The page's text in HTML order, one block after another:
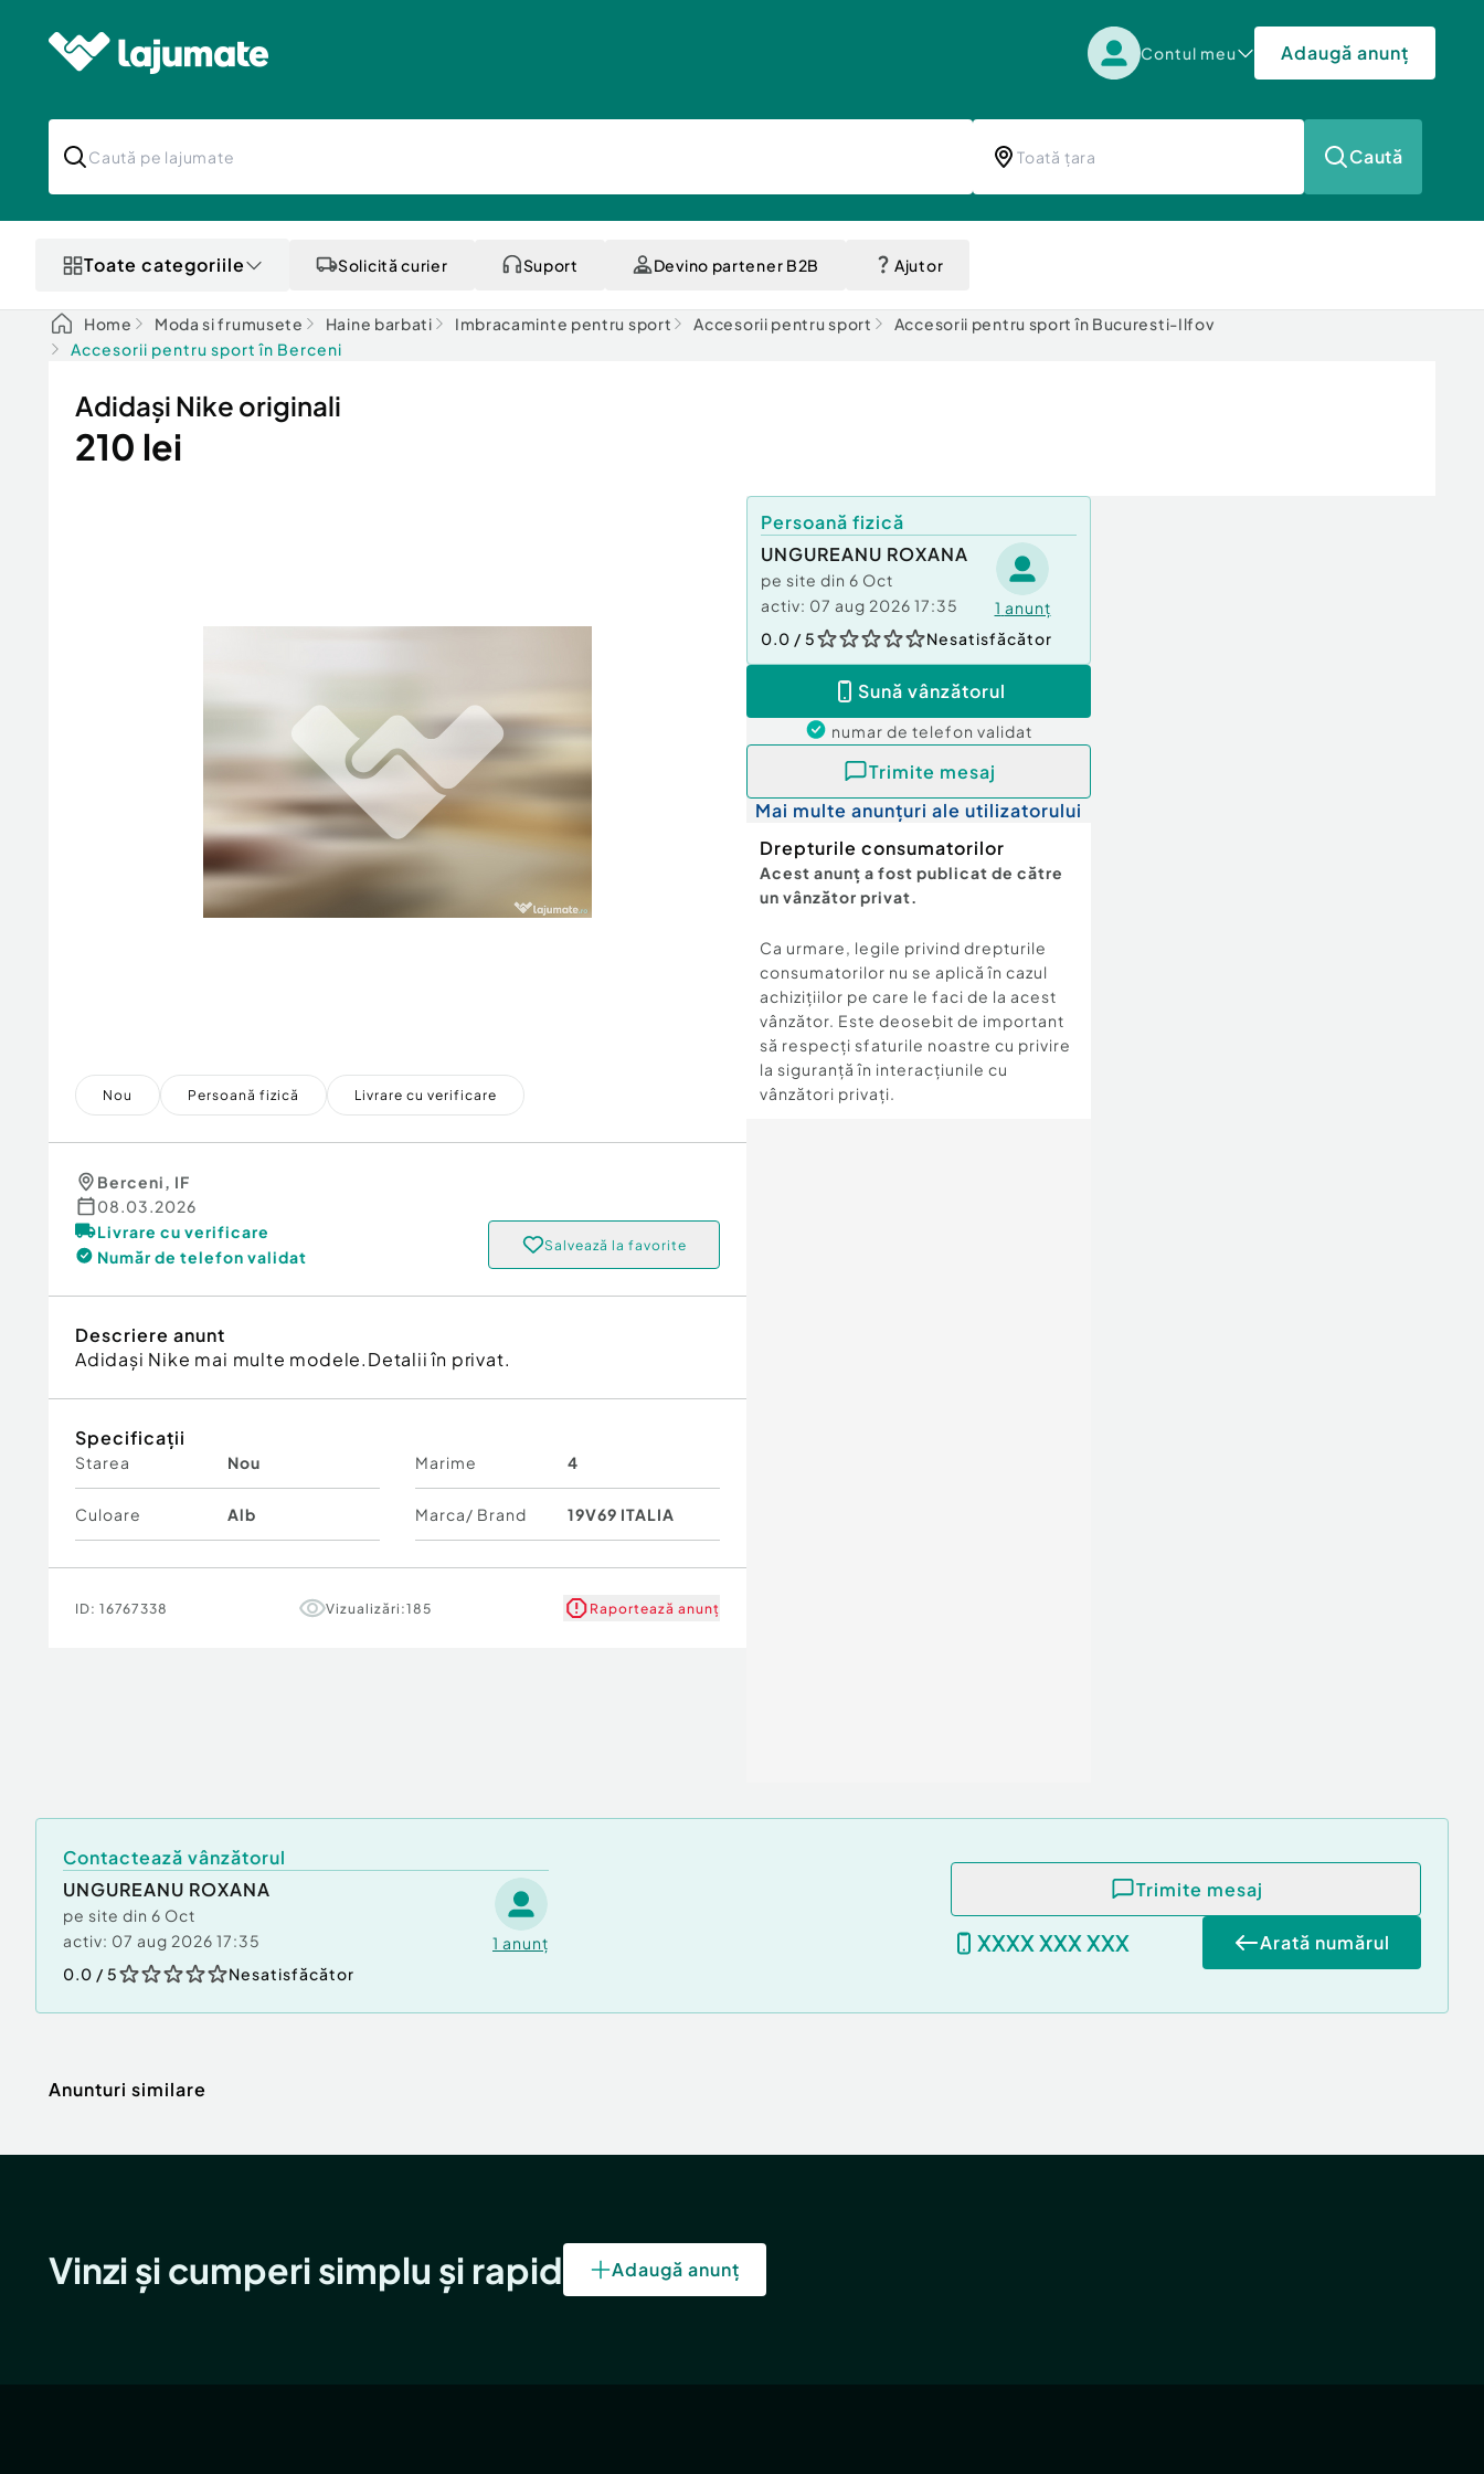
Contul meu Adaugă anunț
Caută
Toate categoriile Solicită curier Suport Devino partener B2B Ajutor
Home Moda si frumusete Haine barbati Imbracaminte pentru sport Accesorii pentru sport
Accesorii pentru sport în Bucuresti-Ilfov
Accesorii pentru sport în Berceni
Adidași Nike originali
210 lei
Nou Persoană fizică Livrare cu verificare
Berceni, IF
08.03.2026
Livrare cu verificare
Număr de telefon validat
Salvează la favorite
Descriere anunt
Adidași Nike mai multe modele.Detalii în privat.
Specificații
Starea Nou Marime 4
Culoare Alb Marca/ Brand 19V69 ITALIA
ID: 16767338 Vizualizări:185 Raportează anunț
Persoană fizică
UNGUREANU ROXANA
pe site din 6 Oct
activ: 07 aug 2026 17:35 1 anunț
0.0 / 5 Nesatisfăcător
Sună vânzătorul
numar de telefon validat
Trimite mesaj
Mai multe anunțuri ale utilizatorului
Drepturile consumatorilor
Acest anunț a fost publicat de către
un vânzător privat.
Ca urmare, legile privind drepturile
consumatorilor nu se aplică în cazul
achizițiilor pe care le faci de la acest
vânzător. Este deosebit de important
să respecți sfaturile noastre cu privire
la siguranță în interacțiunile cu
vânzători privați.
Contactează vânzătorul
UNGUREANU ROXANA
pe site din 6 Oct
activ: 07 aug 2026 17:35 1 anunț
0.0 / 5 Nesatisfăcător
Trimite mesaj
XXXX XXX XXX Arată numărul
Anunturi similare
Vinzi și cumperi simplu și rapid Adaugă anunț